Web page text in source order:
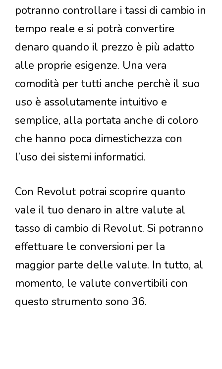
potranno controllare i tassi di cambio in
tempo reale e si potrà convertire
denaro quando il prezzo è più adatto
alle proprie esigenze. Una vera
comodità per tutti anche perchè il suo
uso è assolutamente intuitivo e
semplice, alla portata anche di coloro
che hanno poca dimestichezza con
l’uso dei sistemi informatici.
Con Revolut potrai scoprire quanto
vale il tuo denaro in altre valute al
tasso di cambio di Revolut. Si potranno
effettuare le conversioni per la
maggior parte delle valute. In tutto, al
momento, le valute convertibili con
questo strumento sono 36.